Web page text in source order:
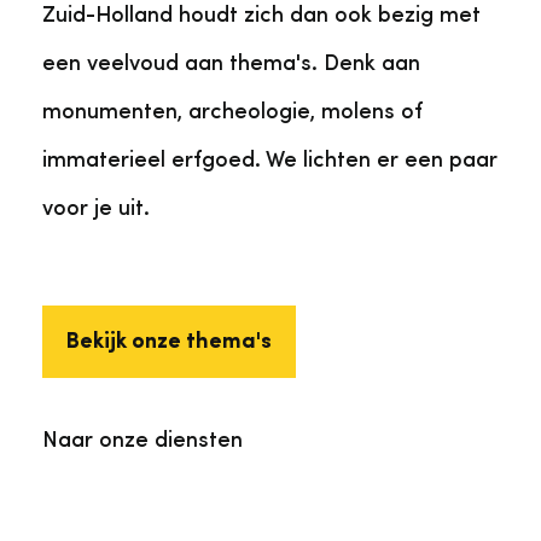
Zuid-Holland houdt zich dan ook bezig met
een veelvoud aan thema's. Denk aan
monumenten, archeologie, molens of
immaterieel erfgoed. We lichten er een paar
voor je uit.
Bekijk onze thema's
Naar onze diensten